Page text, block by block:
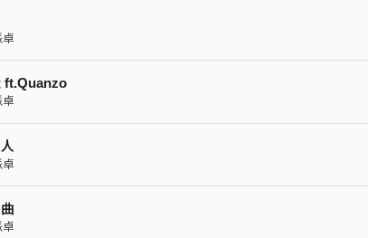
自己是誰，否則迷失將難以尋回。
對稱，在穿梭過程中請憑借自我認知去做選擇，
為各人之決定，在醒來時若尚未完全理解，切勿
看待，勿過度深入。
人都有自我見解，穿梭時與現實連結、對照，能更
警惕要更愛自己，當下的自己。
耳機一起出發吧 !
卓
ft.Quanzo
卓
卓
卓